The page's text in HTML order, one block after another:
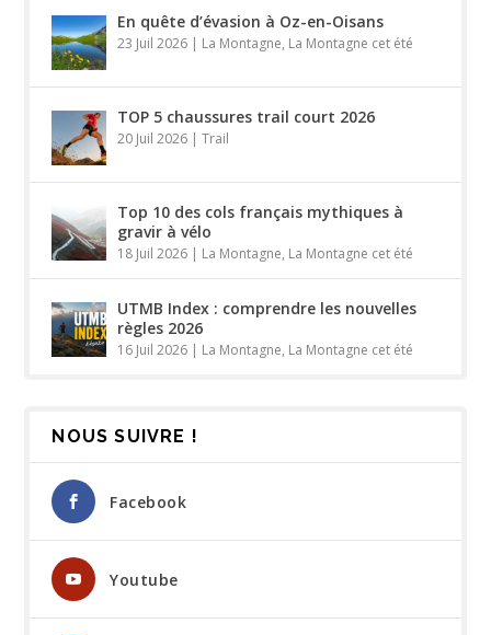
En quête d’évasion à Oz-en-Oisans
23 Juil 2026 | La Montagne, La Montagne cet été
TOP 5 chaussures trail court 2026
20 Juil 2026 |Trail
Top 10 des cols français mythiques à
gravir à vélo
18 Juil 2026 | La Montagne, La Montagne cet été
UTMB Index : comprendre les nouvelles
règles 2026
16 Juil 2026 | La Montagne, La Montagne cet été
NOUS SUIVRE !
Facebook
Youtube